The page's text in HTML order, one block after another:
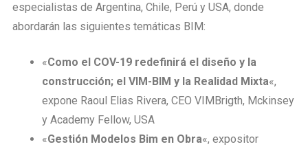
especialistas de Argentina, Chile, Perú y USA, donde
abordarán las siguientes temáticas BIM:
«Como el COV-19 redefinirá el diseño y la
construcción; el VIM-BIM y la Realidad Mixta«,
expone Raoul Elias Rivera, CEO VIMBrigth, Mckinsey
y Academy Fellow, USA
«Gestión Modelos Bim en Obra«, expositor